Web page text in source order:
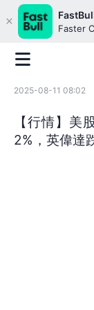
Faster
2025-08-11 08:02
【行情】美
2%，英偉達